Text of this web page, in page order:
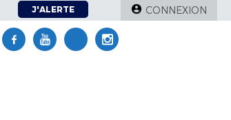
J'ALERTE CONNEXION